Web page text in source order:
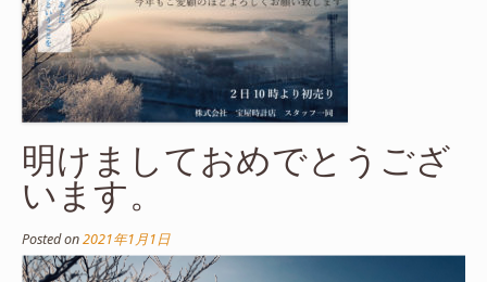
明けましておめでとうござ
います。
Posted on2021年1月1日